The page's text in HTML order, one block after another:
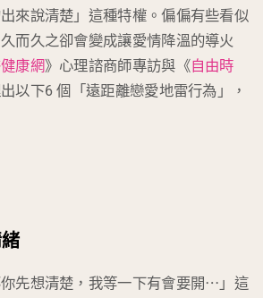
出來說清楚」這種特權。偏偏有些看似
而久之卻會變成讓愛情降溫的導火
康網》心理諮商師專訪與《自由時
以下6 個「遠距離戀愛地雷行為」，
你先想清楚，我等一下有會要開⋯」這